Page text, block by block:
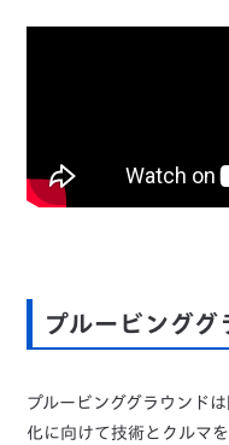
プルービンググ
プルービンググラウンド
化に向けて技術とクルマ